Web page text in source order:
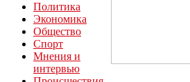
Политика
Экономика
Общество
Спорт
Мнения и
интервью